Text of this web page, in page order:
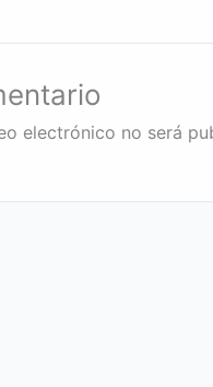
electrónico no será